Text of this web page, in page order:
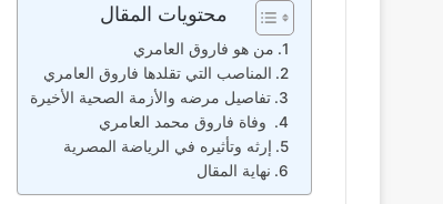
محتويات المقال
من هو فاروق العامري
المناصب التي تقلدها فاروق العامري
تفاصيل مرضه والأزمة الصحية الأخيرة
وفاة فاروق محمد العامري
إرثه وتأثيره في الرياضة المصرية
نهاية المقال